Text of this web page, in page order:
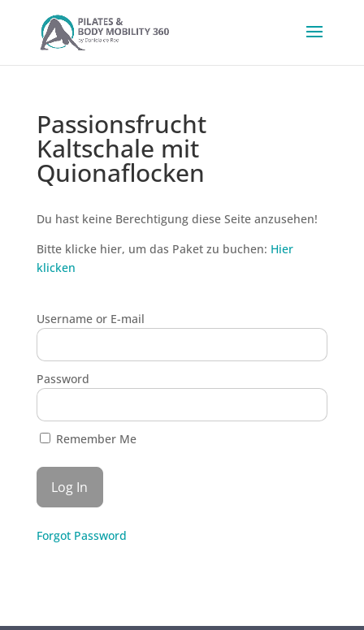
Passionsfrucht
Kaltschale mit
Quionaflocken
Du hast keine Berechtigung diese Seite anzusehen!
Bitte klicke hier, um das Paket zu buchen: Hier
klicken
Username or E-mail
Password
Remember Me
Forgot Password